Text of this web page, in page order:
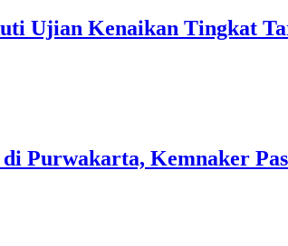
Ujian Kenaikan Tingkat
Purwakarta, Kemnaker